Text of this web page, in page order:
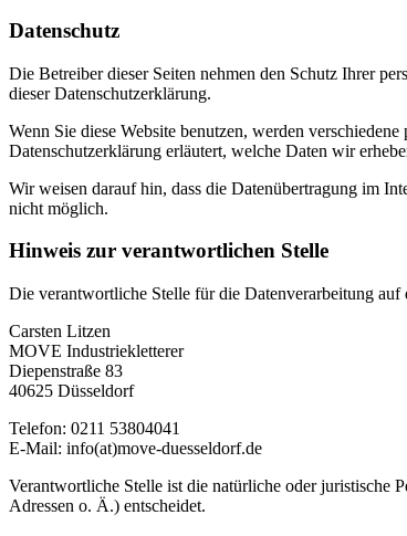
Datenschutz
Die Betreiber dieser Seiten nehmen den Schutz Ihrer
dieser Datenschutzerklärung.
Wenn Sie diese Website benutzen, werden
Datenschutzerklärung erläutert, welche Daten wir
Wir weisen darauf hin, dass die Datenübertragung im
nicht möglich.
Hinweis zur verantwortlichen Stelle
Die verantwortliche Stelle für die Datenverarbeitung auf
Carsten Litzen
MOVE Industriekletterer
Diepenstraße 83
40625 Düsseldorf
Telefon: 0211 53804041
E-Mail: info(at)move-duesseldorf.de
Verantwortliche Stelle ist die natürliche oder juristische
Adressen o. Ä.) entscheidet.